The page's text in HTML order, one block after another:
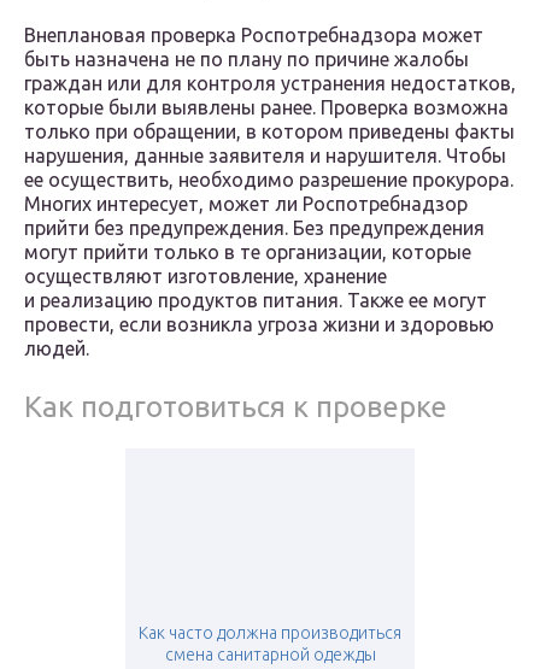
Внеплановая проверка Роспотребнадзора может
быть назначена не по плану по причине жалобы
граждан или для контроля устранения недостатков,
которые были выявлены ранее. Проверка возможна
только при обращении, в котором приведены факты
нарушения, данные заявителя и нарушителя. Чтобы
ее осуществить, необходимо разрешение прокурора.
Многих интересует, может ли Роспотребнадзор
прийти без предупреждения. Без предупреждения
могут прийти только в те организации, которые
осуществляют изготовление, хранение
и реализацию продуктов питания. Также ее могут
провести, если возникла угроза жизни и здоровью
людей.
Как подготовиться к проверке
Как часто должна производиться
смена санитарной одежды